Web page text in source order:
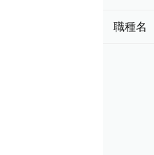
職種名